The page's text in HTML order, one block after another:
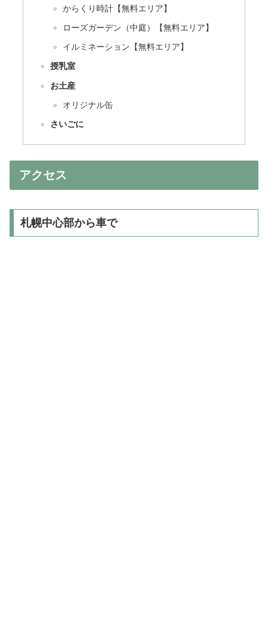
からくり時計【無料エリア】
ローズガーデン（中庭）【無料エリア】
イルミネーション【無料エリア】
授乳室
お土産
オリジナル缶
さいごに
アクセス
札幌中心部から車で